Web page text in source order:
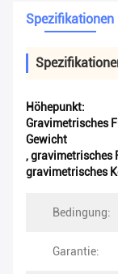
Spezifikationen
Höhepunkt:
Gravimetrisches
Gewicht
,gravimetrisches
gravimetrisches
Bedingung:
Garantie: